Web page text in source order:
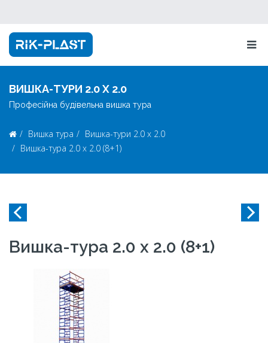
ВИШКА-ТУРИ 2.0 Х 2.0
Професійна будівельна вишка тура
Вишка тура
Вишка-тури 2.0 х 2.0
Вишка-тура 2.0 x 2.0 (8+1)
Вишка-тура 2.0 x 2.0 (8+1)